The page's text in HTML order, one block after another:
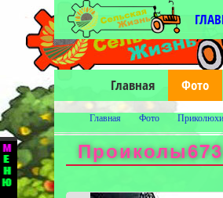
Главная Фото
Главная Фото Приколюхи
Проиколы673